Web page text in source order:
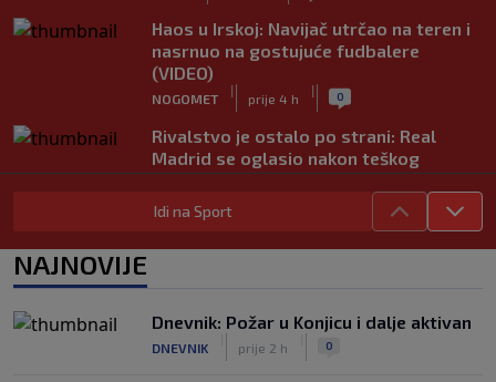
Haos u Irskoj: Navijač utrčao na teren i
nasrnuo na gostujuće fudbalere
(VIDEO)
NOGOMET
|
prije 4 h
| 0
Rivalstvo je ostalo po strani: Real
Madrid se oglasio nakon teškog
gubitka Lionela Messija
NOGOMET
prije 5 h
Infantino nekada poručivao: "Novac
Idi na Sport
NAJNOVIJE
Dnevnik: Požar u Konjicu i dalje aktivan
DNEVNIK prije 2 h 0